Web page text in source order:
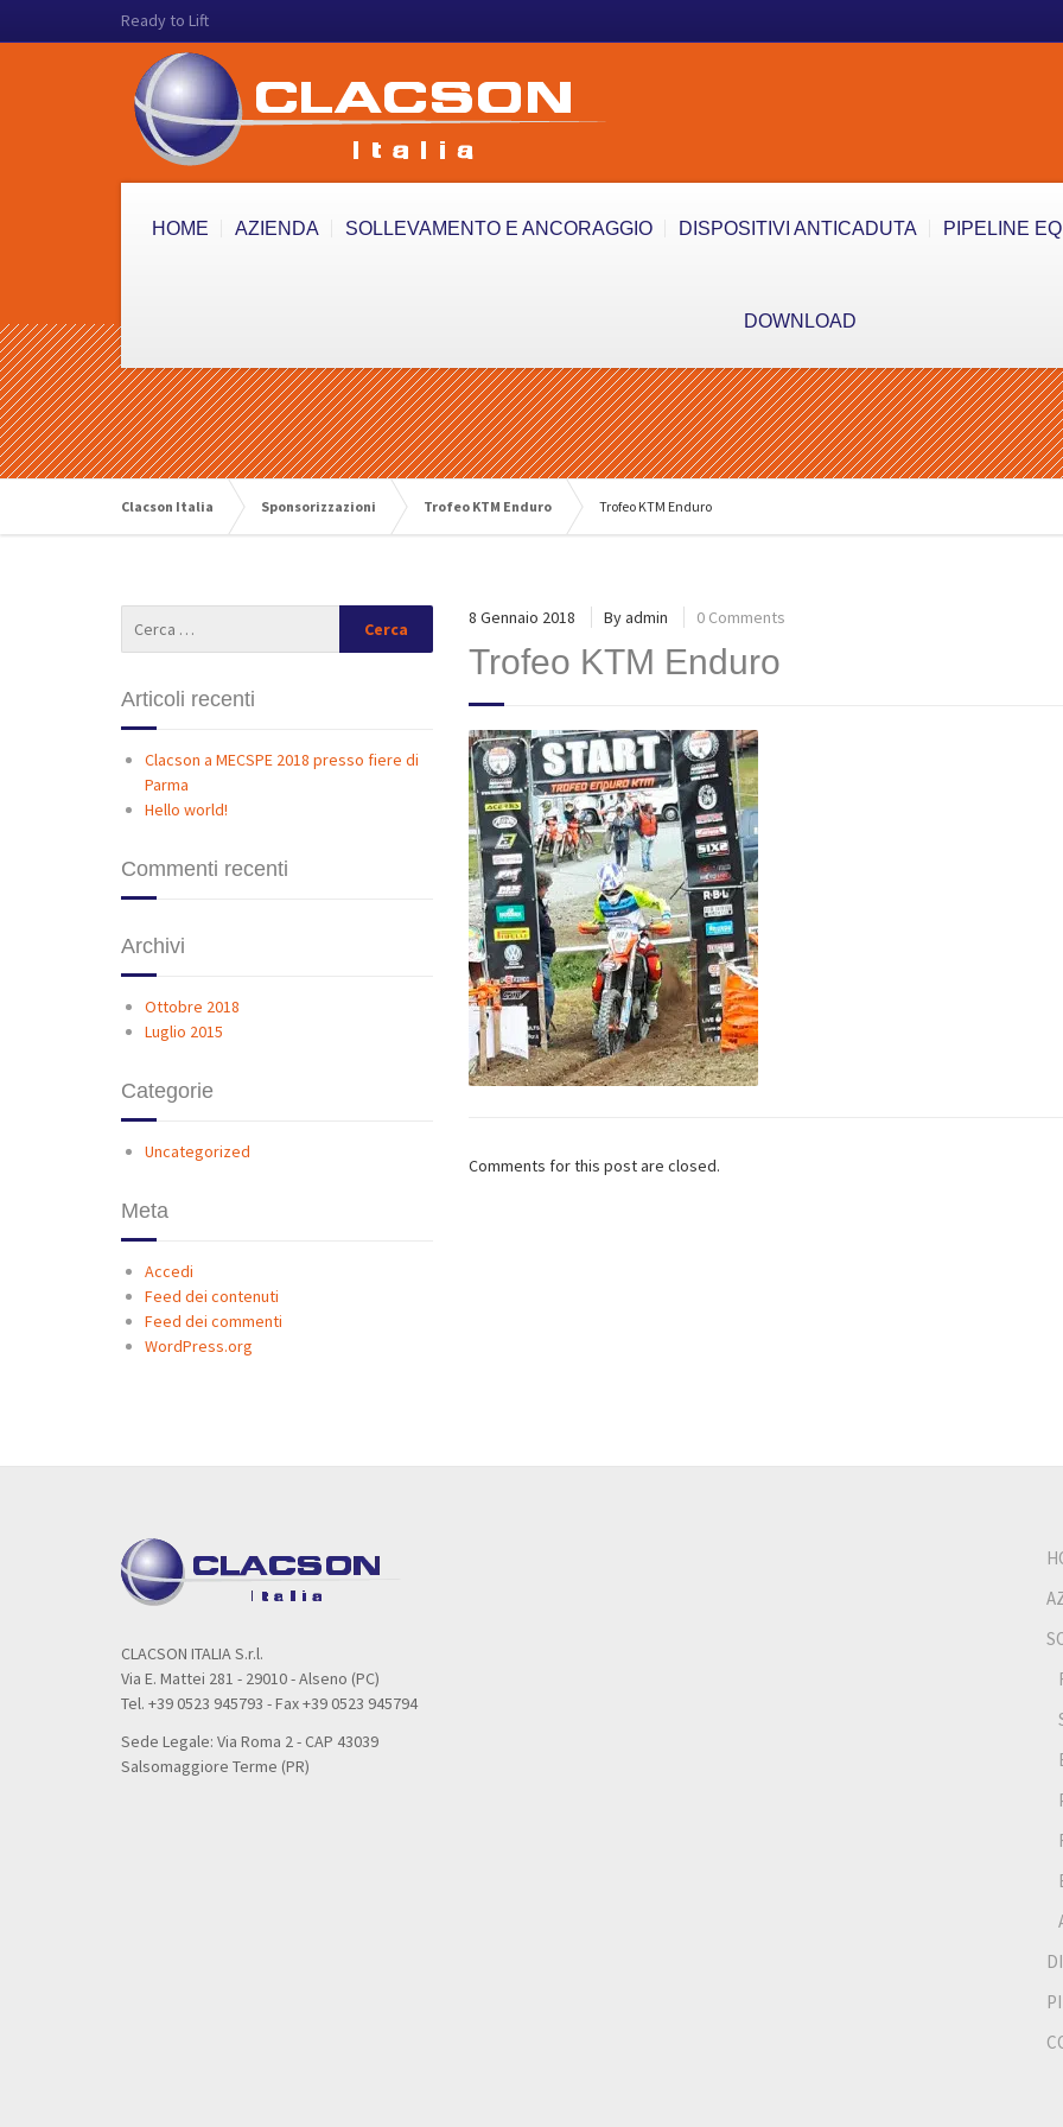
Ready to Lift
HOME AZIENDA SOLLEVAMENTO E ANCORAGGIO DISPOSITIVI ANTICADUTA PIPELINE
DOWNLOAD
Clacson Italia Sponsorizzazioni Trofeo KTM Enduro Trofeo KTM Enduro
8 Gennaio 2018 Byadmin 0 Comments
Trofeo KTM Enduro
Comments for this post are closed.
Articoli recenti
Clacson a MECSPE 2018 presso fiere di
Parma
Hello world!
Commenti recenti
Archivi
Ottobre 2018
Luglio 2015
Categorie
Uncategorized
Meta
Accedi
Feed dei contenuti
Feed dei commenti
WordPress.org
CLACSON ITALIA S.r.l.
Via E. Mattei 281 - 29010 - Alseno (PC)
Tel. +39 0523 945793 - Fax +39 0523 945794
Sede Legale: Via Roma 2 - CAP 43039
Salsomaggiore Terme (PR)